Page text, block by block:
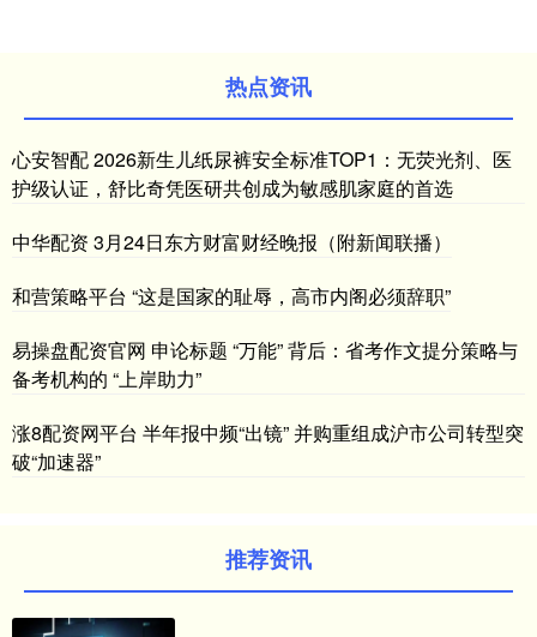
热点资讯
心安智配 2026新生儿纸尿裤安全标准TOP1：无荧光剂、医
护级认证，舒比奇凭医研共创成为敏感肌家庭的首选
中华配资 3月24日东方财富财经晚报（附新闻联播）
和营策略平台 “这是国家的耻辱，高市内阁必须辞职”
易操盘配资官网 申论标题 “万能” 背后：省考作文提分策略与
备考机构的 “上岸助力”
涨8配资网平台 半年报中频“出镜” 并购重组成沪市公司转型突
破“加速器”
推荐资讯